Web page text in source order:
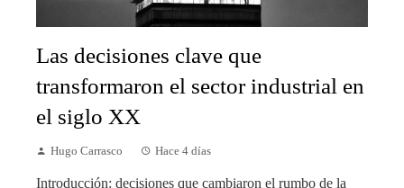
Las decisiones clave que
transformaron el sector industrial en
el siglo XX
Hugo Carrasco Hace 4 días
Introducción: decisiones que cambiaron el rumbo de la